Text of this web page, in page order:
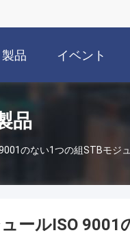
製品 イベント
品
のない1つの組STBモジ
ールISO 9001